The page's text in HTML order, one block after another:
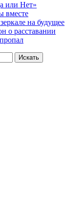
или Нет»
вместе
на будущее
о расставании